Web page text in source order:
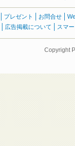
プレゼント お問合せ
広告掲載について スマ
Copyright